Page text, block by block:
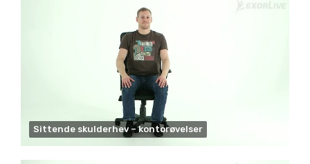
Sittende skulderhev – kontorøvelser